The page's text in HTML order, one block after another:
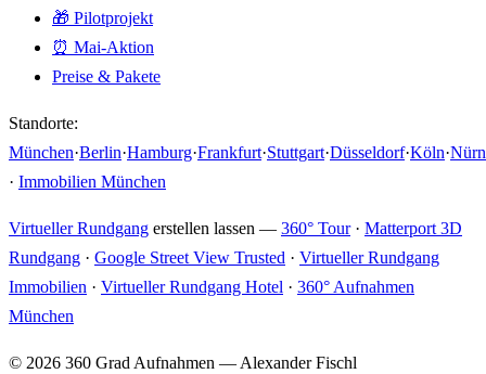
🎁 Pilotprojekt
⏰ Mai-Aktion
Preise & Pakete
Standorte:
München·Berlin·Hamburg·Frankfurt·Stuttgart·Düsseldorf·Köln·
· Immobilien München
Virtueller Rundgang erstellen lassen — 360° Tour· Matterport 3D
Rundgang · Google Street View Trusted · Virtueller Rundgang
Immobilien · Virtueller Rundgang Hotel · 360° Aufnahmen
München
© 2026 360 Grad Aufnahmen — Alexander Fischl